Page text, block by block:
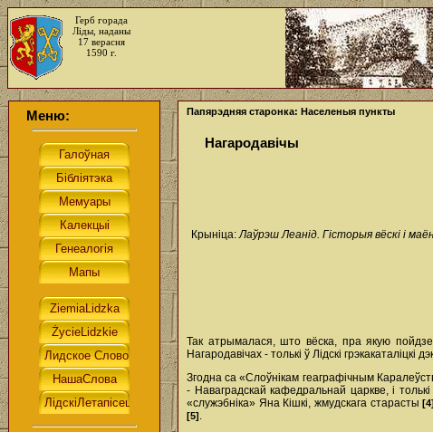
Герб горада
Ліды, наданы
17 верасня
1590 г.
Меню: Папярэдняя старонка: Населеныя пункты
Нагародавічы
Крыніца:Лаўрэш Леанід. Гісторыя вёскі і
Так атрымалася, што вёска, пра якую пойдзе
Нагародавічах - толькі ў Лідскі грэкакаталіцкі
Згодна са «Слоўнікам геаграфічным
- Наваградскай кафедральнай царкве, і
«служэбніка» Яна Кішкі, жмудскага старасты[4]
[5].